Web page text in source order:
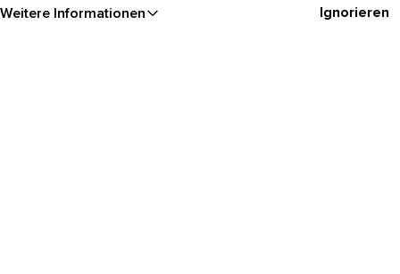
Weitere Informationen Ignorieren